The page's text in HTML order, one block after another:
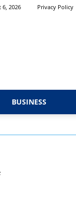
6, 2026 Privacy Policy
BUSINESS